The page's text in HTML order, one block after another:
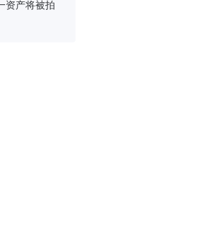
资产将被拍